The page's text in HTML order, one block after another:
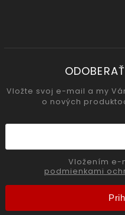
Vložte svoj e-mail a my
o nových
podmienkami